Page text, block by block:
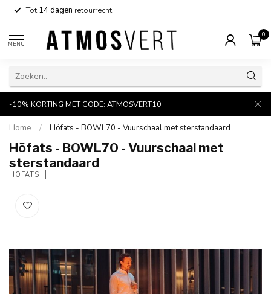
Tot14 dagen retourrecht
MENU
0
-10% KORTING MET CODE: ATMOSVERT10
Home / Höfats - BOWL70 - Vuurschaal met sterstandaard
Höfats - BOWL70 - Vuurschaal met
sterstandaard
HÖFATS